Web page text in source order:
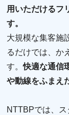
⽤いただけるフ
す。
⼤規模な集客施
るだけでは、か
す。快適な通信
や動線をふまえ
NTTBPでは、